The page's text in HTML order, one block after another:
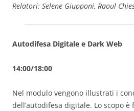
Relatori: Selene Giupponi, Raoul
Autodifesa Digitale e Dark Web
14:00/18:00
Nel modulo vengono illustrati i
dell’autodifesa digitale. Lo scopo